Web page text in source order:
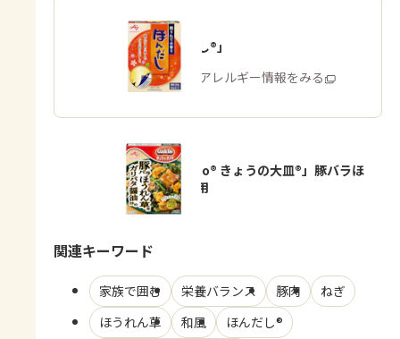
「ほんだし®」
商品・アレルギー情報をみる
「Cook Do® きょうの大皿®」豚バラほ
うれん草用
関連キーワード
家族で囲む 栄養バランス 豚肉
ねぎ
ほうれん草
和風
ほんだし®